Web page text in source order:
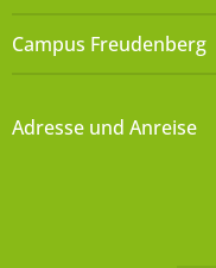
Campus Freudenberg
Adresse und Anreise